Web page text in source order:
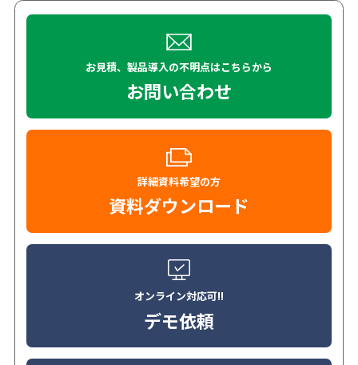
お見積、製品導入の不明点はこちらから
お問い合わせ
詳細資料希望の方
資料ダウンロード
オンライン対応可!!
デモ依頼